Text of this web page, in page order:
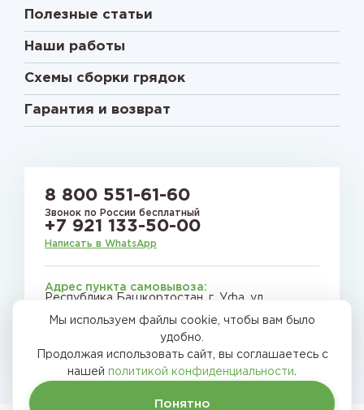
Мы используем файлы cookie, чтобы вам было
удобно.
Продолжая использовать сайт, вы соглашаетесь с
нашей политикой конфиденциальности
Понятно
Полезные статьи
Наши работы
Схемы сборки грядок
Гарантия и возврат
8 800 551-61-60
Звонок по России бесплатный
+7 921 133-50-00
Написать в WhatsApp
Адрес пункта самовывоза:
Республика Башкортостан, г. Уфа, ул.